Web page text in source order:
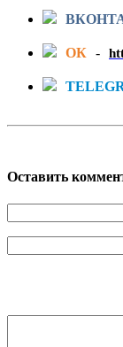
ОК -
Оставить